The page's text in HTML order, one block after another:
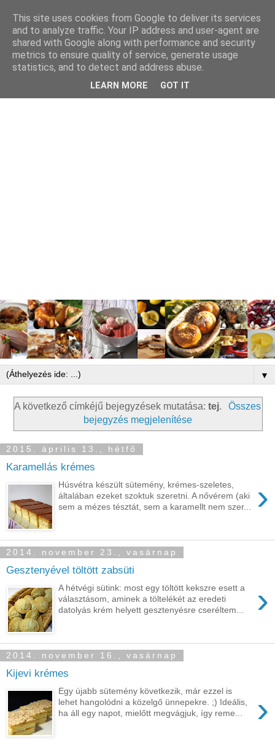
▼
A következő címkéjű bejegyzések mutatása:tej.
Összes
bejegyzés megjelenítése
2015. április 13., hétfő
Karamellás krémes
›
Húsvétra készült sütemény, krémes-szeletes,
általában ezeket szoktuk szeretni. A nővérem (aki
sem a mézes tésztát, sem a karamellt nem szer...
2014. november 23., vasárnap
Gesztenyével töltött zabsüti
›
A hétvégi sütink: most egy töltött kekszre esett a
választásom, aminek a töltelékét az eredeti
datolyás krém helyett gesztenyésre cseréltem...
2014. november 16., vasárnap
Kijevi krémes
›
Egy újabb sütemény következik, már ezzel is
lehet hangolódni a közelgő ünnepekre. ;) Ideális,
ha áll egy napot, mielőtt megvágjuk, így reme...
This site uses cookies from Google to deliver its services
and to analyze traffic. Your IP address and user-agent are
shared with Google along with performance and security
metrics to ensure quality of service, generate usage
statistics, and to detect and address abuse.
LEARN MORE GOT IT